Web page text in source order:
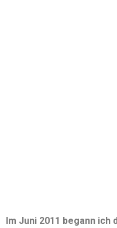
Im Juni 2011 begann ich